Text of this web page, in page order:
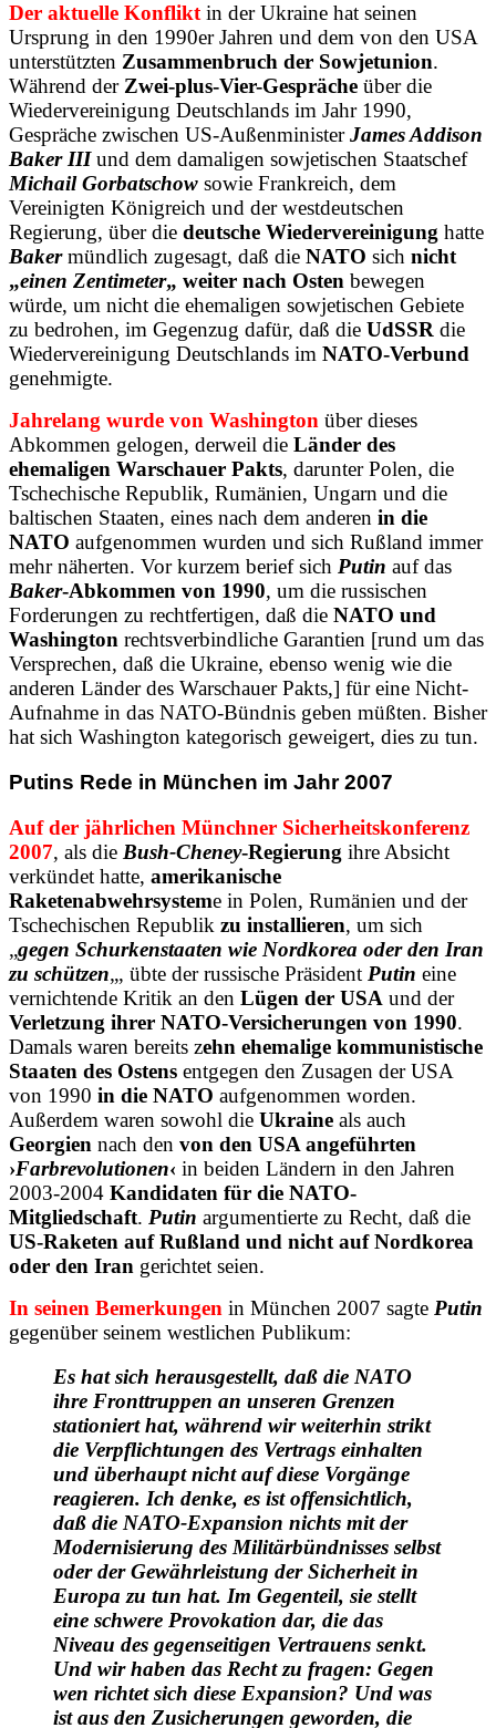
Der aktuelle Konflikt in der Ukraine hat seinen
Ursprung in den 1990er Jahren und dem von den USA
unterstützten Zusammenbruch der Sowjetunion.
Während der Zwei-plus-Vier-Gespräche über die
Wiedervereinigung Deutschlands im Jahr 1990,
Gespräche zwischen US-AußenministerJames Addison
Baker IIIund dem damaligen sowjetischen Staatschef
Michail Gorbatschow sowie Frankreich, dem
Vereinigten Königreich und der westdeutschen
Regierung, über die deutsche Wiedervereinigung hatte
Baker mündlich zugesagt, daß die NATO sich nicht
„einen Zentimeter„ weiter nach Osten bewegen
würde, um nicht die ehemaligen sowjetischen Gebiete
zu bedrohen, im Gegenzug dafür, daß die UdSSR die
Wiedervereinigung Deutschlands im NATO-Verbund
genehmigte.
Jahrelang wurde von Washington über dieses
Abkommen gelogen, derweil die Länder des
ehemaligen Warschauer Pakts, darunter Polen, die
Tschechische Republik, Rumänien, Ungarn und die
baltischen Staaten, eines nach dem anderen in die
NATO aufgenommen wurden und sich Rußland immer
mehr näherten. Vor kurzem berief sich Putin auf das
Baker-Abkommen von 1990, um die russischen
Forderungen zu rechtfertigen, daß die NATO und
Washington rechtsverbindliche Garantien [rund um das
Versprechen, daß die Ukraine, ebenso wenig wie die
anderen Länder des Warschauer Pakts,] für eine Nicht-
Aufnahme in das NATO-Bündnis geben müßten. Bisher
hat sich Washington kategorisch geweigert, dies zu tun.
Putins Rede in München im Jahr 2007
Auf der jährlichen Münchner Sicherheitskonferenz
2007, als die Bush-Cheney-Regierung ihre Absicht
verkündet hatte, amerikanische
Raketenabwehrsysteme in Polen, Rumänien und der
Tschechischen Republik zu installieren, um sich
„gegen Schurkenstaaten wie Nordkorea oder den Iran
zu schützen„, übte der russische Präsident Putin eine
vernichtende Kritik an den Lügen der USA und der
Verletzung ihrer NATO-Versicherungen von 1990.
Damals waren bereits zehn ehemalige kommunistische
Staaten des Ostens entgegen den Zusagen der USA
von 1990 in die NATO aufgenommen worden.
Außerdem waren sowohl die Ukraine als auch
Georgien nach den von den USA angeführten
›Farbrevolutionen‹ in beiden Ländern in den Jahren
2003-2004 Kandidaten für die NATO-
Mitgliedschaft. Putin argumentierte zu Recht, daß die
US-Raketen auf Rußland und nicht auf Nordkorea
oder den Iran gerichtet seien.
In seinen Bemerkungen in München 2007 sagte Putin
gegenüber seinem westlichen Publikum:
Es hat sich herausgestellt, daß die NATO
ihre Fronttruppen an unseren Grenzen
stationiert hat, während wir weiterhin strikt
die Verpflichtungen des Vertrags einhalten
und überhaupt nicht auf diese Vorgänge
reagieren. Ich denke, es ist offensichtlich,
daß die NATO-Expansion nichts mit der
Modernisierung des Militärbündnisses selbst
oder der Gewährleistung der Sicherheit in
Europa zu tun hat. Im Gegenteil, sie stellt
eine schwere Provokation dar, die das
Niveau des gegenseitigen Vertrauens senkt.
Und wir haben das Recht zu fragen: Gegen
wen richtet sich diese Expansion? Und was
ist aus den Zusicherungen geworden, die